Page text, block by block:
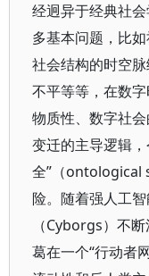
经迥异于经典社
多基本问题，比
社会结构的时空
不平等等，在数
物质性、数字社
变迁的主导逻辑
全”（ontological
险。随着强人工
（Cyborgs）不
葛在一个“行动者